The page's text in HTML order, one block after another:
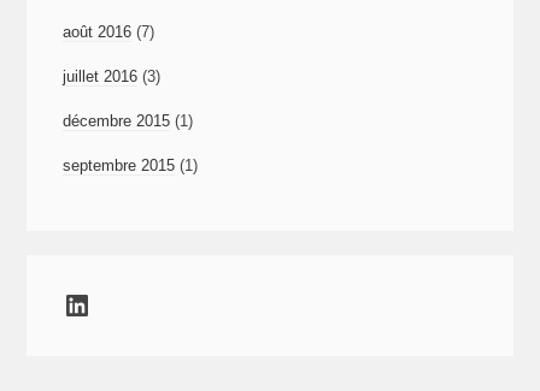
août 2016 (7)
juillet 2016 (3)
décembre 2015 (1)
septembre 2015 (1)
LinkedIn